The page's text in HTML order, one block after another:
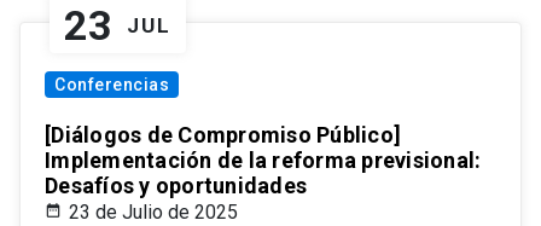
23 JUL
Conferencias
[Diálogos de Compromiso Público]
Implementación de la reforma previsional:
Desafíos y oportunidades
23 de Julio de 2025